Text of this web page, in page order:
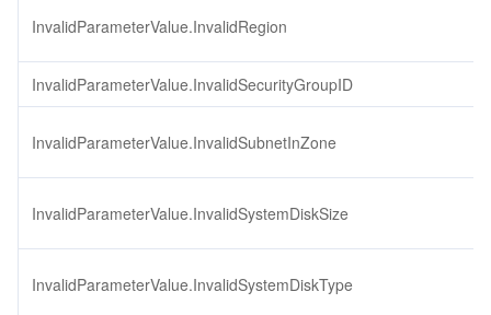
InvalidParameterValue.InvalidRegion
InvalidParameterValue.InvalidSecurityGroupID
InvalidParameterValue.InvalidSubnetInZone
InvalidParameterValue.InvalidSystemDiskSize
InvalidParameterValue.InvalidSystemDiskType